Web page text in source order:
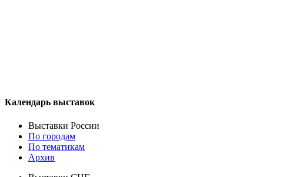
Календарь выставок
Выставки России
По городам
По тематикам
Архив